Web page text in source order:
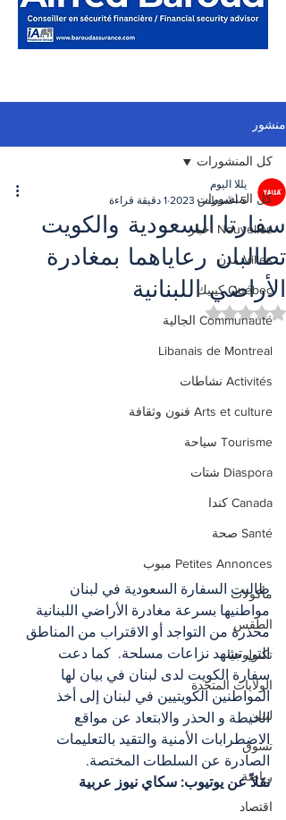
منشور
كل المنشورات
Nouvelles أخبار
Villes مدن
Québec كيبيك
Communauté الجالية
Libanais de Montreal
Activités نشاطات
Arts et culture فنون وثقافة
Tourisme سياحة
Diaspora شتات
Canada كندا
Santé صحة
Petites Annonces مبوب
مأكولات
الطقس
تكنولوجيا
الولايات المتحدة
لبنان
تسوق
رياضة
اقتصاد
كل المنشورات
سفارتا السعودية والكويت
تطالبان رعاياهما بمغادرة
الأراضي اللبنانية
يللا اليوم
5 أغسطس 2023
1 دقيقة قراءة
تم التقييم بـ ليس رقمًا من أصل 5 نجوم.
طالبت السفارة السعودية في لبنان
مواطنيها بسرعة مغادرة الأراضي اللبنانية
محذرة من التواجد أو الاقتراب من المناطق
التي تشهد نزاعات مسلحة.  كما دعت
سفارة الكويت لدى لبنان في بيان لها
المواطنين الكويتيين في لبنان إلى أخذ
الحيطة و الحذر والابتعاد عن مواقع
الاضطرابات الأمنية والتقيد بالتعليمات
الصادرة عن السلطات المختصة.
نقلاً عن يوتيوب: سكاي نيوز عربية